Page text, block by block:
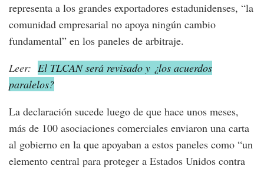
representa a los grandes exportadores estadunidenses, “la
comunidad empresarial no apoya ningún cambio
fundamental” en los paneles de arbitraje.
Leer: El TLCAN será revisado y ¿los acuerdos
paralelos?
La declaración sucede luego de que hace unos meses,
más de 100 asociaciones comerciales enviaron una carta
al gobierno en la que apoyaban a estos paneles como “un
elemento central para proteger a Estados Unidos contra